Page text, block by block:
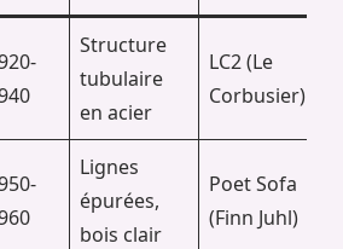
Structure
tubulaire
en acier
LC2 (Le
Corbusier)
Lignes
épurées,
bois clair
Poet Sofa
(Finn Juhl)